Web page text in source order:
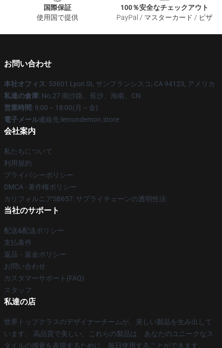
国際保証
使用国で提供
100％安全なチェックアウト
PayPal / マスターカード / ビザ
お問い合わせ
本社オフィス: 53601 Lyon St, サンフランシスコ, CA 94123, アメリカ
私達の倉庫: No.27 南沙路、長沙、海南、CN
営業時間: 9:00～18:00(月～金)
電子メール連絡先:lemondemon.store
会社案内
私たちについて
利用規約
プライバシーポリシー
DMCA - 著作権ポリシー
カリフォルニアSB657: サプライチェーンの透明性法
当社のサポート
配送&配送ポリシー
支払条件
返品・返金ポリシー
お問い合わせ
カスタマーサポート(FAQ)
スタッフ
私達の店
世界トップクラスのデザイナーチームが、美しい製品を生み出して
います。 高品質で美しい、これらの製品は、あなたのユニークなス
タイルの感覚を表現するために、毎日使用することができます。